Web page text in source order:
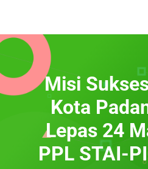
Misi
Kota
Lepas 24
PPL STAI-